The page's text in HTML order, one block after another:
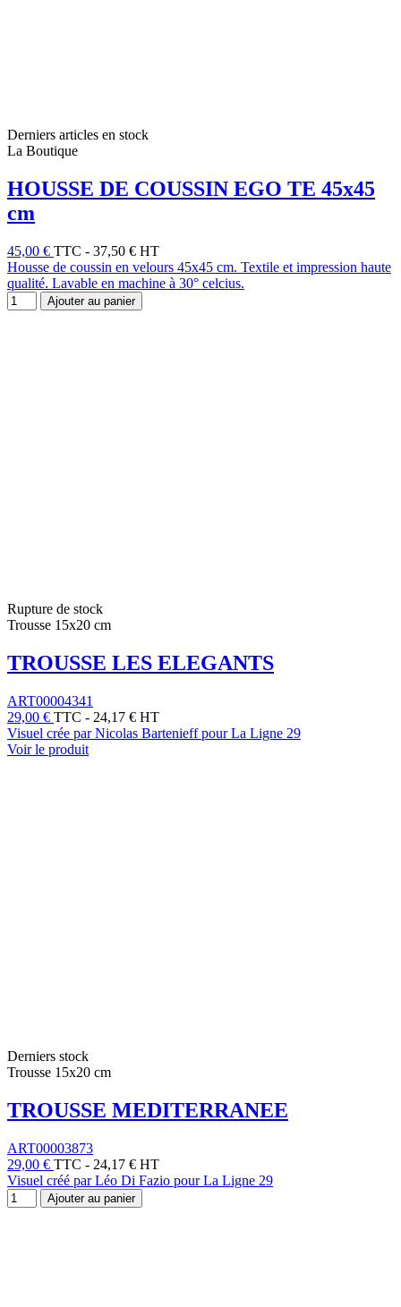
Derniers articles en stock
La Boutique
HOUSSE DE COUSSIN EGO TE 45x45
cm
45,00 € TTC - 37,50 € HT
Housse de coussin en velours 45x45 cm. Textile et impression haute
qualité. Lavable en machine à 30° celcius.
Ajouter au panier
Rupture de stock
Trousse 15x20 cm
TROUSSE LES ELEGANTS
ART00004341
29,00 € TTC - 24,17 € HT
Visuel crée par Nicolas Bartenieff pour La Ligne 29
Voir le produit
Derniers stock
Trousse 15x20 cm
TROUSSE MEDITERRANEE
ART00003873
29,00 € TTC - 24,17 € HT
Visuel créé par Léo Di Fazio pour La Ligne 29
Ajouter au panier